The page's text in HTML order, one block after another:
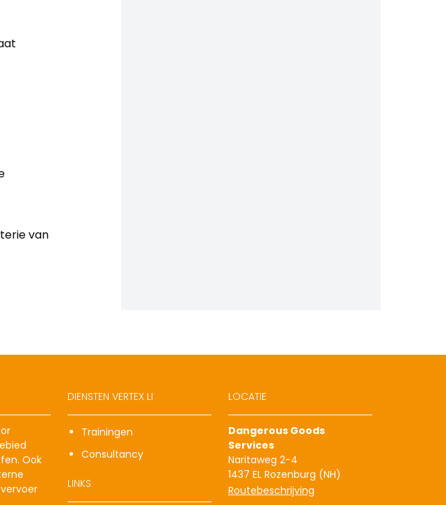
van
Ook
DIENSTEN VERTEX LI
Trainingen
Consultancy
LINKS
LOCATIE
Dangerous Goods
Services
Naritaweg 2-4
1437 EL Rozenburg (NH)
Routebeschrijving